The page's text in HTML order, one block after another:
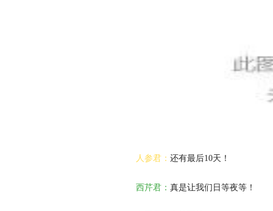
人参君： 还有最后10天！
西芹君： 真是让我们日等夜等！